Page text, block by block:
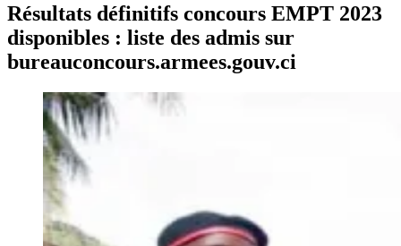
Résultats définitifs concours EMPT 2023
disponibles : liste des admis sur
bureauconcours.armees.gouv.ci